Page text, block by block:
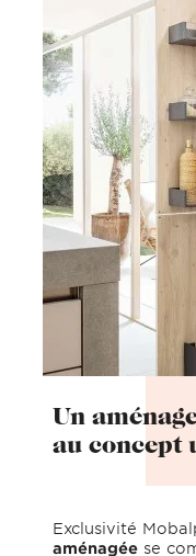
Un
au concept
Exclusivité
aménagéese